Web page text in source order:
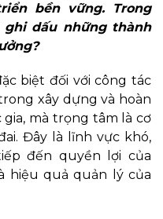
bền vững. Trong
dấu những thành
biệt đối với công tác
xây dựng và hoàn
mà trọng tâm là cơ
Đây là lĩnh vực khó,
đến quyền lợi của
hiệu quả quản lý của